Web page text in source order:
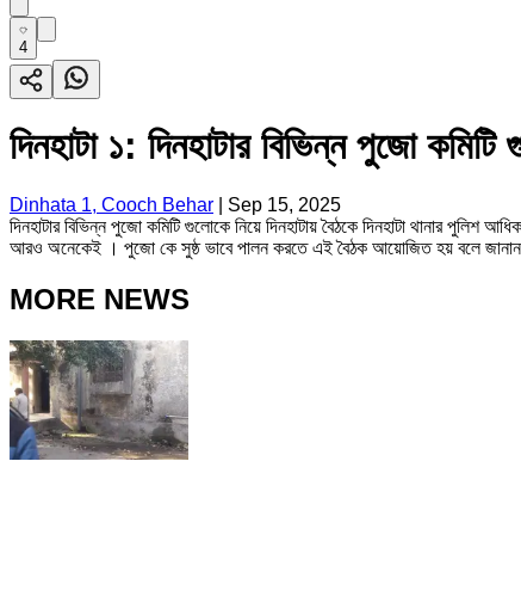
4
দিনহাটা ১: দিনহাটার বিভিন্ন পুজো কমিটি
Dinhata 1, Cooch Behar
Sep 15, 2025
দিনহাটার বিভিন্ন পুজো কমিটি গুলোকে নিয়ে দিনহাটায় বৈঠকে দিনহাটা থানার
আরও অনেকেই । পুজো কে সুষ্ঠ ভাবে পালন করতে এই বৈঠক আয়োজিত হয় বলে জানান
MORE NEWS